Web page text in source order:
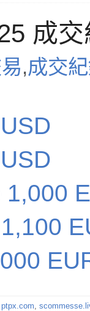
成
,成交
ptpx.com,